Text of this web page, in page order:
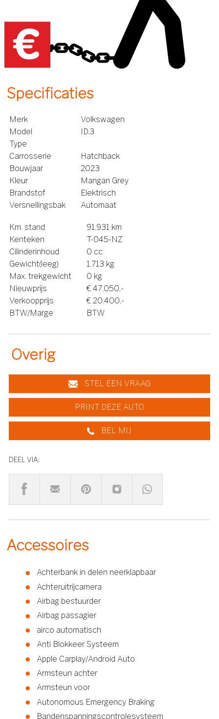
Specificaties
Merk
Volkswagen
Model
ID.3
Type
Carrosserie
Hatchback
Bouwjaar
2023
Kleur
Mangan Grey
Brandstof
Elektrisch
Versnellingsbak
Automaat
Km. stand
91.931 km
Kenteken
T-045-NZ
Cilinderinhoud
0 cc
Gewicht(leeg)
1.713 kg
Max. trekgewicht
0 kg
Nieuwprijs
€ 47.050,-
Verkoopprijs
€ 20.400,-
BTW/Marge
BTW
Overig
STEL EEN VRAAG
PRINT DEZE AUTO
BEL MIJ
DEEL VIA:
Accessoires
Achterbank in delen neerklapbaar
Achteruitrijcamera
Airbag bestuurder
Airbag passagier
airco automatisch
Anti Blokkeer Systeem
Apple Carplay/Android Auto
Armsteun achter
Armsteun voor
Autonomous Emergency Braking
Bandenspanningscontrolesysteem